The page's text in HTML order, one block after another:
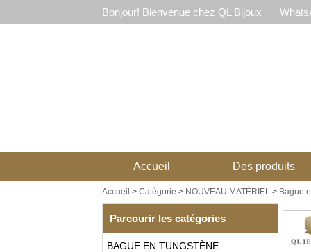
Bonjour! Bienvenue chez QL Bijoux
Accueil Des produits
Accueil > Catégorie > NOUVEAU MATÉRIEL> Bague
Parcourir les catégories
BAGUE EN TUNGSTÈNE